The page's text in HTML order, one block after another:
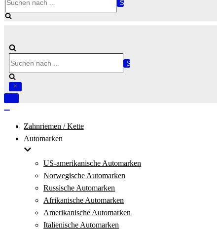
nach …
nach …
Navigation
Zahnriemen / Kette
Automarken
US-amerikanische Automarken
Norwegische Automarken
Russische Automarken
Afrikanische Automarken
Amerikanische Automarken
Italienische Automarken